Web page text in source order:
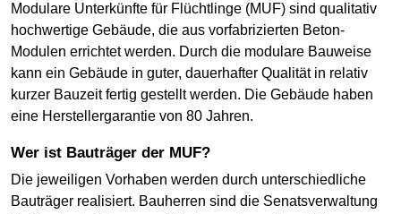
Modulare Unterkünfte für Flüchtlinge (MUF) sind qualitativ
hochwertige Gebäude, die aus vorfabrizierten Beton-
Modulen errichtet werden. Durch die modulare Bauweise
kann ein Gebäude in guter, dauerhafter Qualität in relativ
kurzer Bauzeit fertig gestellt werden. Die Gebäude haben
eine Herstellergarantie von 80 Jahren.
Wer ist Bauträger der MUF?
Die jeweiligen Vorhaben werden durch unterschiedliche
Bauträger realisiert. Bauherren sind die Senatsverwaltung